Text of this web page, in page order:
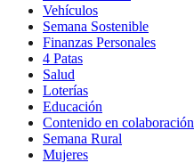
Vehículos
Semana Sostenible
Finanzas Personales
4 Patas
Salud
Loterías
Educación
Contenido en colaboración
Semana Rural
Mujeres